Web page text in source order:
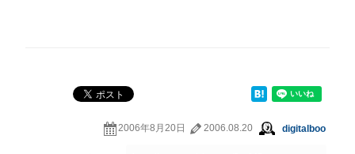
2006年8月20日 2006.08.20 digitalboo